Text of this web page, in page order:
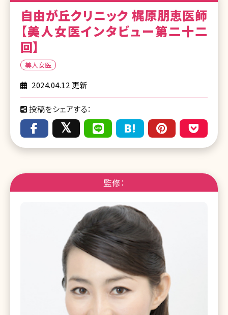
自由が丘クリニック 梶原朋恵医師
【美人女医インタビュー第二十二
回】
美人女医
2024.04.12 更新
投稿をシェアする：
監修：